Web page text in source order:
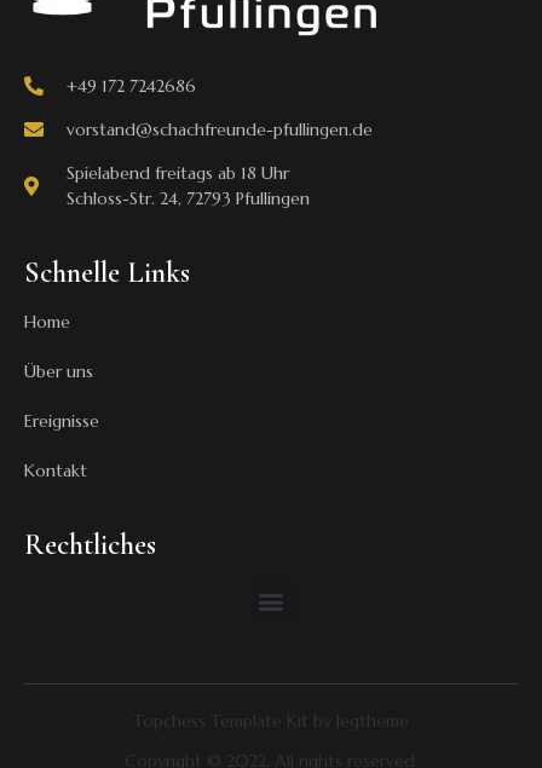
+49 172 7242686
vorstand@schachfreunde-pfullingen.de
Spielabend freitags ab 18 Uhr
Schloss-Str. 24, 72793 Pfullingen
Schnelle Links
Home
Über uns
Ereignisse
Kontakt
Rechtliches
Topchess Template Kit by Jegtheme
Copyright © 2022. All rights reserved.